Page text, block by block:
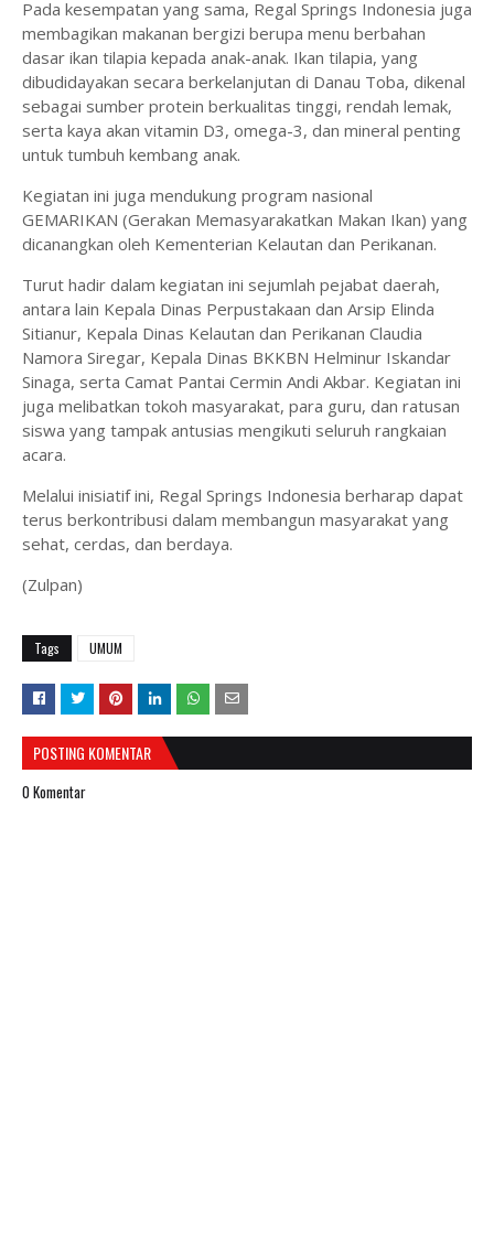
Pada kesempatan yang sama, Regal Springs Indonesia juga
membagikan makanan bergizi berupa menu berbahan
dasar ikan tilapia kepada anak-anak. Ikan tilapia, yang
dibudidayakan secara berkelanjutan di Danau Toba, dikenal
sebagai sumber protein berkualitas tinggi, rendah lemak,
serta kaya akan vitamin D3, omega-3, dan mineral penting
untuk tumbuh kembang anak.
Kegiatan ini juga mendukung program nasional
GEMARIKAN (Gerakan Memasyarakatkan Makan Ikan) yang
dicanangkan oleh Kementerian Kelautan dan Perikanan.
Turut hadir dalam kegiatan ini sejumlah pejabat daerah,
antara lain Kepala Dinas Perpustakaan dan Arsip Elinda
Sitianur, Kepala Dinas Kelautan dan Perikanan Claudia
Namora Siregar, Kepala Dinas BKKBN Helminur Iskandar
Sinaga, serta Camat Pantai Cermin Andi Akbar. Kegiatan ini
juga melibatkan tokoh masyarakat, para guru, dan ratusan
siswa yang tampak antusias mengikuti seluruh rangkaian
acara.
Melalui inisiatif ini, Regal Springs Indonesia berharap dapat
terus berkontribusi dalam membangun masyarakat yang
sehat, cerdas, dan berdaya.
(Zulpan)
Tags UMUM
POSTING KOMENTAR
0 Komentar